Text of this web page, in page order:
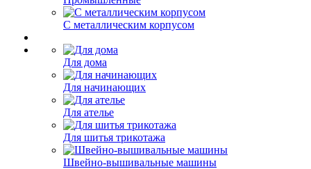
С металлическим корпусом
Для дома
Для начинающих
Для ателье
Для шитья трикотажа
Швейно-вышивальные машины